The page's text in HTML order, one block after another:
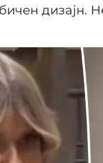
дизајн.